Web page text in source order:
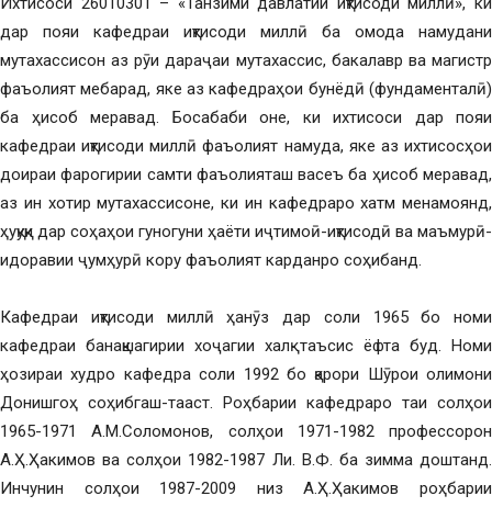
дар пояи кафедраи иқтисоди миллӣ ба омода намудани
мутахассисон аз рӯи дараҷаи мутахассис, бакалавр ва магистр
фаъолият мебарад, яке аз кафедраҳои бунёдӣ (фундаменталӣ)
ба ҳисоб меравад. Босабаби оне, ки ихтисоси дар пояи
кафедраи иқтисоди миллӣ фаъолият намуда, яке аз ихтисосҳои
доираи фарогирии самти фаъолияташ васеъ ба ҳисоб меравад,
аз ин хотир мутахассисоне, ки ин кафедраро хатм менамоянд,
ҳуқуқи дар соҳаҳои гуногуни ҳаёти иҷтимоӣ-иқтисодӣ ва маъмурӣ-
идоравии ҷумҳурӣ кору фаъолият карданро соҳибанд.
Кафедраи иқтисоди миллӣ ҳанӯз дар соли 1965 бо номи
кафедраи банақшагирии хоҷагии халқ таъсис ёфта буд. Номи
ҳозираи худро кафедра соли 1992 бо қарори Шӯрои олимони
Донишгоҳ соҳибгаш-тааст. Роҳбарии кафедраро таи солҳои
1965-1971 А.М.Соломонов, солҳои 1971-1982 профессорон
А.Ҳ.Ҳакимов ва солҳои 1982-1987 Ли. В.Ф. ба зимма доштанд.
Инчунин солҳои 1987-2009 низ А.Ҳ.Ҳакимов роҳбарии